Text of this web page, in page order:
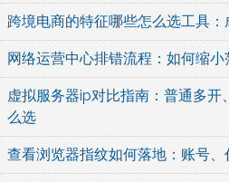
跨境电商的特征哪些怎么选工具
网络运营中心排错流程：如何缩
虚拟服务器ip对比指南：普通多开
么选
查看浏览器指纹如何落地：账号